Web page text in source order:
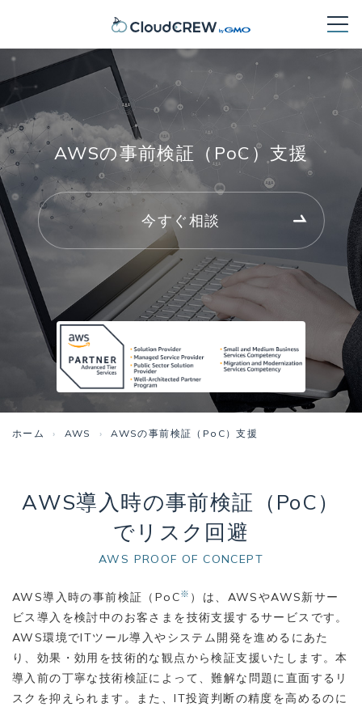
AWSの事前検証（PoC）支援
今すぐ相談
ホーム AWS AWSの事前検証（PoC）支援
AWS導入時の事前検証（PoC）
でリスク回避
AWS PROOF OF CONCEPT
AWS導入時の事前検証（PoC※ ）は、AWSやAWS新サー
ビス導入を検討中のお客さまを技術支援するサービスです。
AWS環境でITツール導入やシステム開発を進めるにあた
り、効果・効用を技術的な観点から検証支援いたします。本
導入前の丁寧な技術検証によって、難解な問題に直面するリ
スクを抑えられます。また、IT投資判断の精度を高めるのに